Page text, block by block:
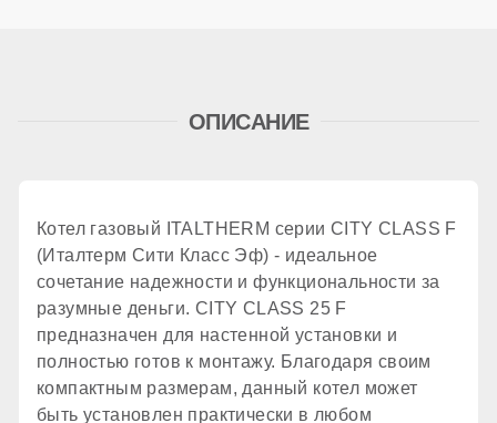
принудительное
2 шт.
КПД
93,3 %
ОПИСАНИЕ
Котел газовый ITALTHERM серии CITY CLASS F
(Италтерм Сити Класс Эф) - идеальное
сочетание надежности и функциональности за
разумные деньги. CITY CLASS 25 F
предназначен для настенной установки и
полностью готов к монтажу. Благодаря своим
компактным размерам, данный котел может
быть установлен практически в любом